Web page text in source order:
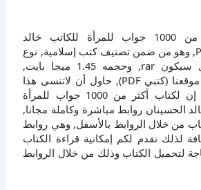
تحميل كتاب أكثر من 1000 جواب للمرأة للكاتب خالد
الحسينان بصيغة PDF, وهو من ضمن تصنيف كتب إسلامية, نوع
الملف عند التحميل سيكون rar, وحجمه 1.45 ميجا بايت,
الملف متواجد على موقعنا (كتبي PDF), حاول أن لاتنسى هذا
الإسم (كتبي PDF), إن لكتاب أكثر من 1000 جواب للمرأة
الحسينان روابط مباشرة وكاملة مجانا,
من خلال الروابط بالأسفل, وهي روابط
بالإضافة لذلك نقدم لكم إمكانية قراءة الكتاب
لتحميل الكتاب وذلك من خلال الروابط